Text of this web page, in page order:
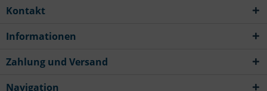
Kontakt
Informationen
Zahlung und Versand
Navigation